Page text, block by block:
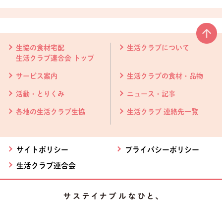
生協の食材宅配
生活クラブ連合会 トップ
生活クラブについて
サービス案内 生活クラブの食材・品物
活動・とりくみ ニュース・記事
各地の生活クラブ生協 生活クラブ 連絡先一覧
サイトポリシー プライバシーポリシー
生活クラブ連合会